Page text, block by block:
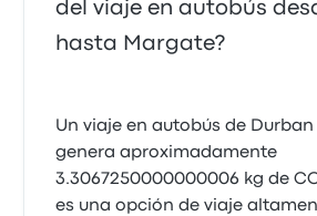
del viaje en autobús
hasta Margate?
Un viaje en autobús de
genera aproximadamente
3.3067250000000006 kg de
es una opción de viaje